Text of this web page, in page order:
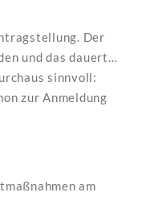
Der
und das dauert…
sinnvoll:
zur Anmeldung
am